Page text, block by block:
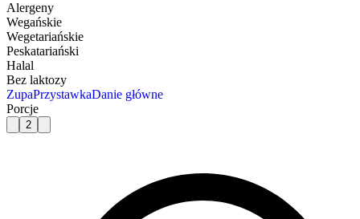
Alergeny
Wegańskie
Wegetariańskie
Peskatariański
Halal
Bez laktozy
ZupaPrzystawkaDanie główne
Porcje
2